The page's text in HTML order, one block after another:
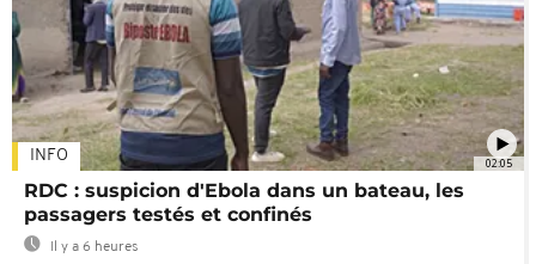
02:05
INFO
RDC : suspicion d'Ebola dans un bateau, les
passagers testés et confinés
Il y a 6 heures